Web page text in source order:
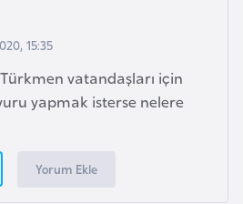
15:35
vatandaşları için
yapmak isterse nelere
Yorum Ekle